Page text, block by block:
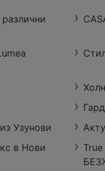
Работно време: Затворено
Узунови
в Нови